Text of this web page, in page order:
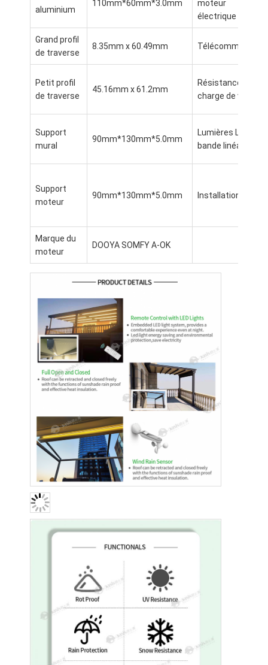
Pergola légère
Abat-jour de voie de fermeture éclair
Pergola à louve en aluminium améliorée
Accessoires de tente
aluminium
110mm*60mm*3.0mm
moteur
électrique
Grand profil
de traverse
8.35mm x 60.49mm Télécommande
Petit profil
de traverse
45.16mm x 61.2mm
Résistance à la
charge de vent
Support
mural
90mm*130mm*5.0mm
Lumières LED à
bande linéaire
Support
moteur
90mm*130mm*5.0mm Installation
Marque du
moteur
DOOYA SOMFY A-OK